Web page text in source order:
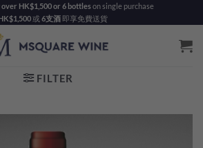
over HK$1,500 or 6 bottleson single purchase
或 6支酒即享免費送貨
FILTER